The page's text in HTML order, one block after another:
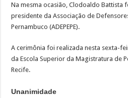
Na mesma ocasião, Clodoaldo Battista
presidente da Associação de
Pernambuco (ADEPEPE).
A cerimônia foi realizada nesta sexta-
da Escola Superior da Magistratura de
Recife.
Unanimidade